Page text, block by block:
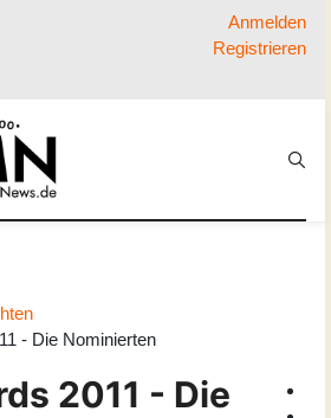
Anmelden
Registrieren
- Die Nominierten
2011 - Die